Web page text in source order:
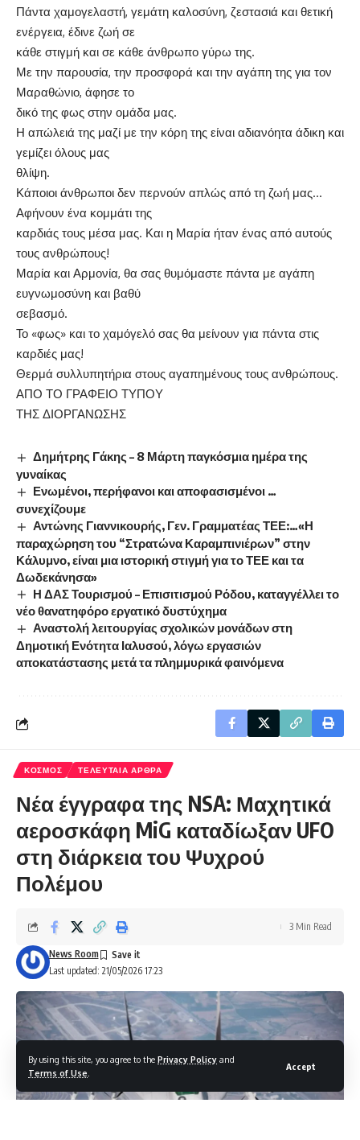
By using this site, you agree to the Privacy Policy and
Terms of Use
Accept
Πάντα χαμογελαστή, γεμάτη καλοσύνη, ζεστασιά και θετική
ενέργεια, έδινε ζωή σε
κάθε στιγμή και σε κάθε άνθρωπο γύρω της.
Με την παρουσία, την προσφορά και την αγάπη της για τον
Μαραθώνιο, άφησε το
δικό της φως στην ομάδα μας.
Η απώλειά της μαζί με την κόρη της είναι αδιανόητα άδικη και
γεμίζει όλους μας
θλίψη.
Κάποιοι άνθρωποι δεν περνούν απλώς από τη ζωή μας…
Αφήνουν ένα κομμάτι της
καρδιάς τους μέσα μας. Και η Μαρία ήταν ένας από αυτούς
τους ανθρώπους!
Μαρία και Αρμονία, θα σας θυμόμαστε πάντα με αγάπη
ευγνωμοσύνη και βαθύ
σεβασμό.
Το «φως» και το χαμόγελό σας θα μείνουν για πάντα στις
καρδιές μας!
Θερμά συλλυπητήρια στους αγαπημένους τους ανθρώπους.
ΑΠΟ ΤΟ ΓΡΑΦΕΙΟ ΤΥΠΟΥ
ΤΗΣ ΔΙΟΡΓΑΝΩΣΗΣ
Δημήτρης Γάκης – 8 Μάρτη παγκόσμια ημέρα της
γυναίκας
Ενωμένοι, περήφανοι και αποφασισμένοι …
συνεχίζουμε
Αντώνης Γιαννικουρής, Γεν. Γραμματέας ΤΕΕ:…«Η
παραχώρηση του “Στρατώνα Καραμπινιέρων” στην
Κάλυμνο, είναι μια ιστορική στιγμή για το ΤΕΕ και τα
Δωδεκάνησα»
Η ΔΑΣ Τουρισμού – Επισιτισμού Ρόδου, καταγγέλλει το
νέο θανατηφόρο εργατικό δυστύχημα
Αναστολή λειτουργίας σχολικών μονάδων στη
Δημοτική Ενότητα Ιαλυσού, λόγω εργασιών
αποκατάστασης μετά τα πλημμυρικά φαινόμενα
ΚΟΣΜΟΣ ΤΕΛΕΥΤΑΙΑ ΑΡΘΡΑ
Νέα έγγραφα της NSA: Μαχητικά
αεροσκάφη MiG καταδίωξαν UFO
στη διάρκεια του Ψυχρού
Πολέμου
Last updated: 21/05/2026 17:23
News Room
3 Min Read